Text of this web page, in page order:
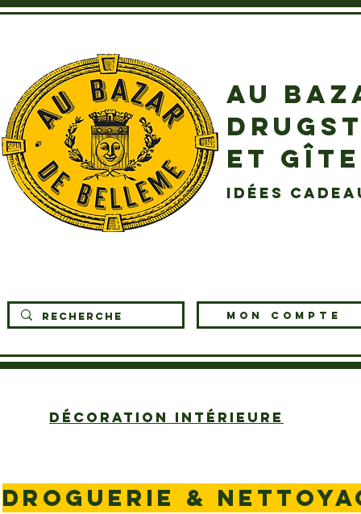
AU
ET
idées
MON COMPTE
DÉCORATION INTÉRIEURE
DROGUERIE &